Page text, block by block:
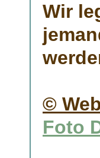
Wir
©
Foto